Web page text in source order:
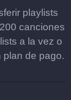
playlists
canciones
a la vez o
plan de pago.